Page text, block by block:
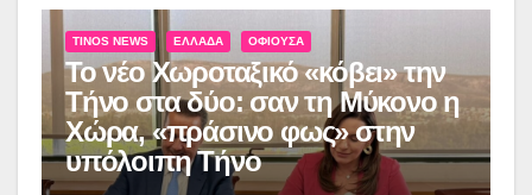
TINOS NEWS ΕΛΛΆΔΑ ΟΦΙΟΎΣΑ
Το νέο Χωροταξικό «κόβει» την
Τήνο στα δύο: σαν τη Μύκονο η
Χώρα, «πράσινο φως» στην
υπόλοιπη Τήνο